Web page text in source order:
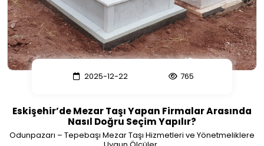
2025-12-22 765
Eskişehir’de Mezar Taşı Yapan Firmalar Arasında
Nasıl Doğru Seçim Yapılır?
Odunpazarı – Tepebaşı Mezar Taşı Hizmetleri ve Yönetmeliklere